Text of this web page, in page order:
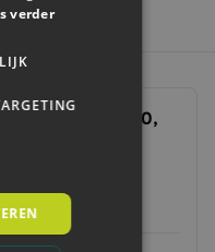
dinsdag 14:00,
euro
verder